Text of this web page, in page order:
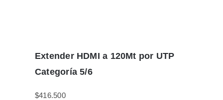
Extender HDMI a 120Mt por UTP
Categoría 5/6
$416.500